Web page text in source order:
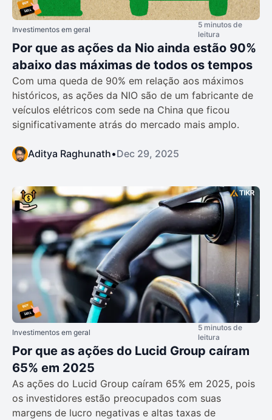
Investimentos em geral
5 minutos de
leitura
Por que as ações da Nio ainda estão 90%
abaixo das máximas de todos os tempos
Com uma queda de 90% em relação aos máximos
históricos, as ações da NIO são de um fabricante de
veículos elétricos com sede na China que ficou
significativamente atrás do mercado mais amplo.
Aditya Raghunath•Dec 29, 2025
Investimentos em geral
5 minutos de
leitura
Por que as ações do Lucid Group caíram
65% em 2025
As ações do Lucid Group caíram 65% em 2025, pois
os investidores estão preocupados com suas
margens de lucro negativas e altas taxas de